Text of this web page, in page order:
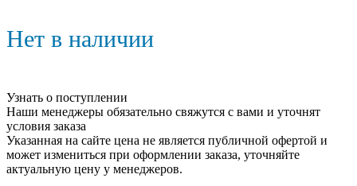
Нет в наличии
Узнать о поступлении
Наши менеджеры обязательно свяжутся с вами и уточнят
условия заказа
Указанная на сайте цена не является публичной офертой и
может измениться при оформлении заказа, уточняйте
актуальную цену у менеджеров.